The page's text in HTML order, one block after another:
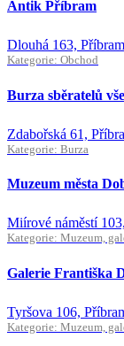
Antik Příbram
Dlouhá 163,
Kategorie: Obchod
Burza sběratelů
Zdabořská 61,
Kategorie: Burza
Muzeum města
Miírové náměstí
Kategorie: Muzeum,
Galerie Františka
Tyršova 106,
Kategorie: Muzeum,